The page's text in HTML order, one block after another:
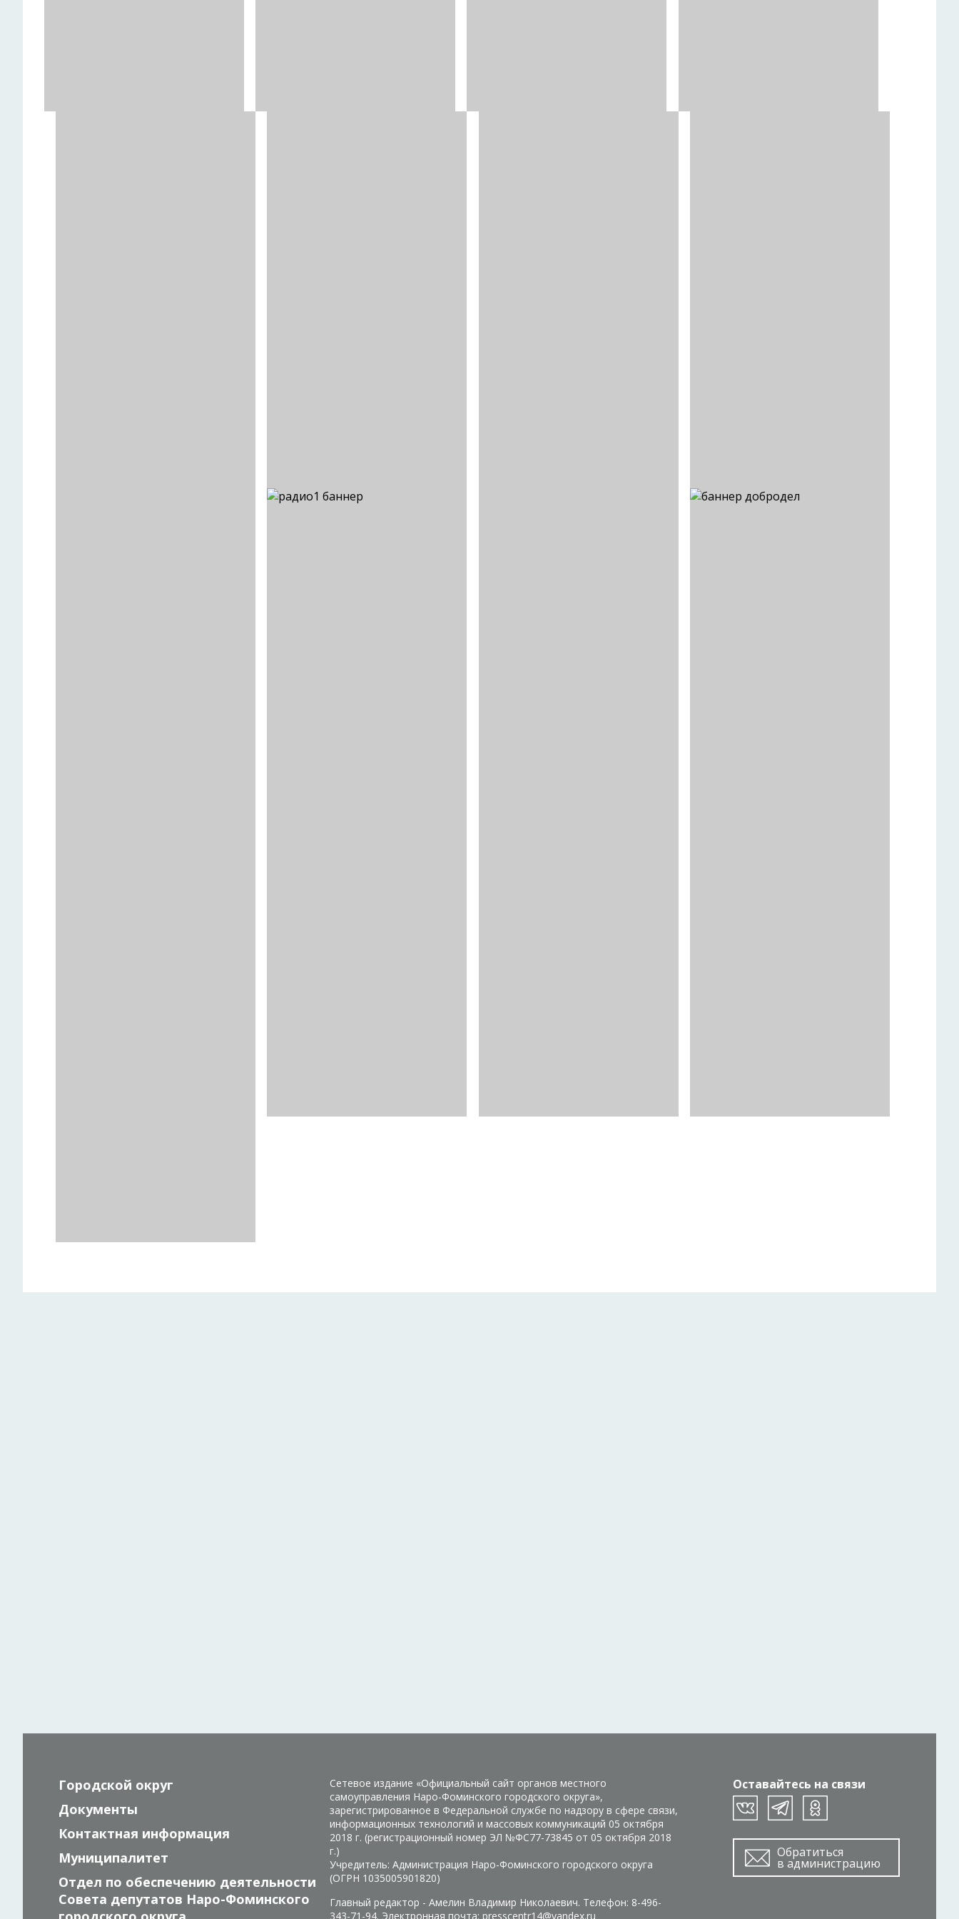
Оставайтесь на связи
Обратиться
в администрацию
Городской округ
Документы
Контактная информация
Муниципалитет
Отдел по обеспечению деятельности
Совета депутатов Наро-Фоминского
Сетевое издание «Официальный сайт органов местного
самоуправления Наро-Фоминского городского округа»,
зарегистрированное в Федеральной службе по надзору в сфере связи,
информационных технологий и массовых коммуникаций 05 октября
2018 г. (регистрационный номер ЭЛ №ФС77-73845 от 05 октября 2018
г.)
Учредитель: Администрация Наро-Фоминского городского округа
(ОГРН 1035005901820)
Главный редактор - Амелин Владимир Николаевич. Телефон: 8-496-
343-71-94. Электронная почта: presscentr14@yandex.ru